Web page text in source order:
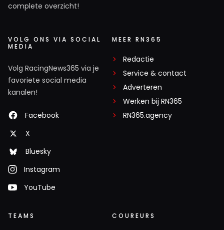
complete overzicht!
VOLG ONS VIA SOCIAL
MEDIA
Volg RacingNews365 via je
favoriete social media
kanalen!
Facebook
X
Bluesky
Instagram
YouTube
MEER RN365
Redactie
Service & contact
Adverteren
Werken bij RN365
RN365.agency
TEAMS COUREURS